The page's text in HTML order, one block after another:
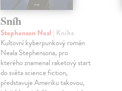
Sníh
Stephenson Neal | Kniha
Kultovní kyberpunkový román
Neala Stephensona, pro
kterého znamenal raketový start
do světa science fiction,
představuje Ameriku takovou,